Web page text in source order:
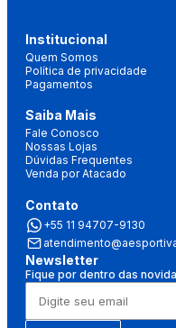
Institucional
Quem Somos
Política de privacidade
Pagamentos
Saiba Mais
Fale Conosco
Nossas Lojas
Dúvidas Frequentes
Venda por Atacado
Contato
+55 11 94707-9130
Newsletter
Fique por dentro das